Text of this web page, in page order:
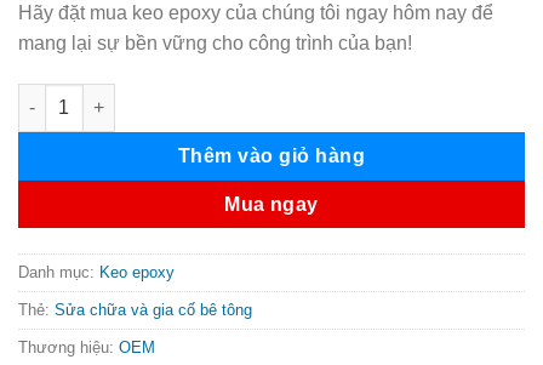
Hãy đặt mua keo epoxy của chúng tôi ngay hôm nay để
mang lại sự bền vững cho công trình của bạn!
Keo Epoxy bơm khe nứt bê tông số lượng
Thêm vào giỏ hàng
Mua ngay
Danh mục: Keo epoxy
Thẻ: Sửa chữa và gia cố bê tông
Thương hiệu: OEM